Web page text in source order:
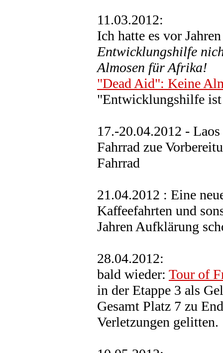
11.03.2012:
Ich hatte es vor
Entwicklungshilfe
Almosen für Afrika!
"Dead Aid": Keine
"Entwicklungshilfe
17.-20.04.2012 -
Fahrrad zue
Fahrrad
21.04.2012 : Eine
Kaffeefahrten und
Jahren Aufklärung
28.04.2012:
bald wieder: Tour of
in der Etappe 3 als
Gesamt Platz 7 zu
Verletzungen gelitten.